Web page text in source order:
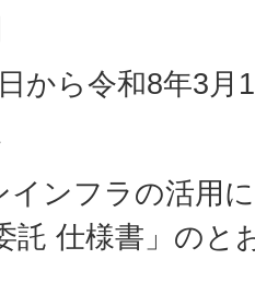
ら令和8年3月
ンフラの活用に
託 仕様書」のと